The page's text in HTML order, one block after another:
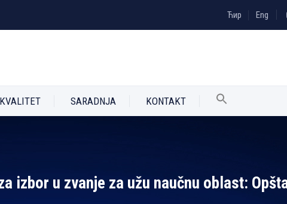
Ћир Eng
KVALITET SARADNJA KONTAKT
izbor u zvanje za užu naučnu oblast: